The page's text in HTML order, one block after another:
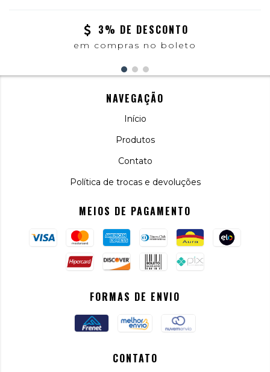
3% DE DESCONTO
em compras no boleto
NAVEGAÇÃO
Início
Produtos
Contato
Política de trocas e devoluções
MEIOS DE PAGAMENTO
FORMAS DE ENVIO
CONTATO